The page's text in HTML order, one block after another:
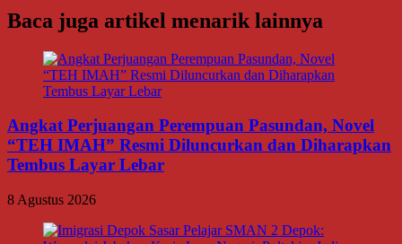
Baca juga artikel menarik lainnya
Angkat Perjuangan Perempuan Pasundan, Novel
“TEH IMAH” Resmi Diluncurkan dan Diharapkan
Tembus Layar Lebar
8 Agustus 2026